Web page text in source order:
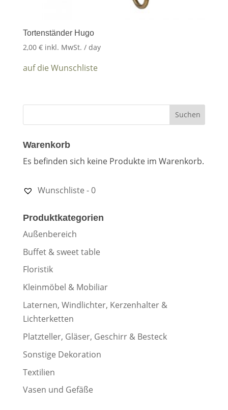
Tortenständer Hugo
2,00 € inkl. MwSt. / day
auf die Wunschliste
Warenkorb
Es befinden sich keine Produkte im Warenkorb.
Wunschliste -0
Produktkategorien
Außenbereich
Buffet & sweet table
Floristik
Kleinmöbel & Mobiliar
Laternen, Windlichter, Kerzenhalter &
Lichterketten
Platzteller, Gläser, Geschirr & Besteck
Sonstige Dekoration
Textilien
Vasen und Gefäße